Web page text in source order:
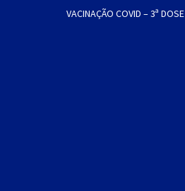
VACINAÇÃO COVID – 3ª DOSE